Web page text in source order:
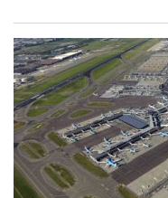
ELLÁTÁSI LÁNC
ZÖLDÚT